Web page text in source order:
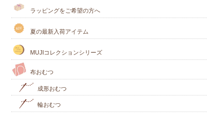
ラッピングをご希望の方へ
夏の最新入荷アイテム
MUJIコレクションシリーズ
布おむつ
成形おむつ
輪おむつ